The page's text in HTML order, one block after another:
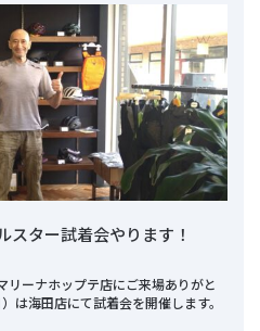
スター試着会やります！
リーナホップテ店にご来場ありがと
は海田店にて試着会を開催します。